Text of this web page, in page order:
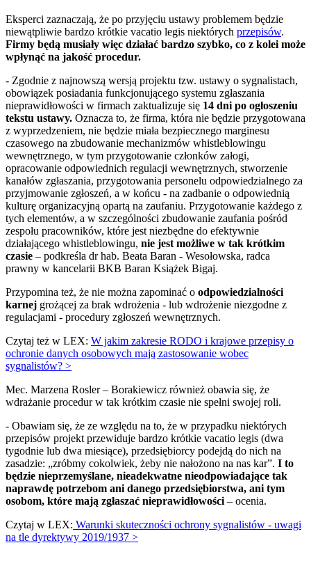
Eksperci zaznaczają, że po przyjęciu ustawy problemem będzie
niewątpliwie bardzo krótkie vacatio legis niektórych przepisów.
Firmy będą musiały więc działać bardzo szybko, co z kolei może
wpłynąć na jakość procedur.
- Zgodnie z najnowszą wersją projektu tzw. ustawy o sygnalistach,
obowiązek posiadania funkcjonującego systemu zgłaszania
nieprawidłowości w firmach zaktualizuje się 14 dni po ogłoszeniu
tekstu ustawy. Oznacza to, że firma, która nie będzie przygotowana
z wyprzedzeniem, nie będzie miała bezpiecznego marginesu
czasowego na zbudowanie mechanizmów whistleblowingu
wewnętrznego, w tym przygotowanie członków załogi,
opracowanie odpowiednich regulacji wewnętrznych, stworzenie
kanałów zgłaszania, przygotowania personelu odpowiedzialnego za
przyjmowanie zgłoszeń, a w końcu - na zadbanie o odpowiednią
kulturę organizacyjną opartą na zaufaniu. Przygotowanie każdego z
tych elementów, a w szczególności zbudowanie zaufania pośród
zespołu pracowników, które jest niezbędne do efektywnie
działającego whistleblowingu, nie jest możliwe w tak krótkim
czasie – podkreśla dr hab. Beata Baran - Wesołowska, radca
prawny w kancelarii BKB Baran Książek Bigaj.
Przypomina też, że nie można zapominać o odpowiedzialności
karnej grożącej za brak wdrożenia - lub wdrożenie niezgodne z
regulacjami - procedury zgłoszeń wewnętrznych.
Czytaj też w LEX: W jakim zakresie RODO i krajowe przepisy o
ochronie danych osobowych mają zastosowanie wobec
sygnalistów? >
Mec. Marzena Rosler – Borakiewicz również obawia się, że
wdrażanie procedur w tak krótkim czasie nie spełni swojej roli.
- Obawiam się, że ze względu na to, że w przypadku niektórych
przepisów projekt przewiduje bardzo krótkie vacatio legis (dwa
tygodnie lub dwa miesiące), przedsiębiorcy podejdą do nich na
zasadzie: „zróbmy cokolwiek, żeby nie nałożono na nas kar”. I to
będzie nieprzemyślane, nieadekwatne nieodpowiadające tak
naprawdę potrzebom ani danego przedsiębiorstwa, ani tym
osobom, które mają zgłaszać nieprawidłowości – ocenia.
Czytaj w LEX: Warunki skuteczności ochrony sygnalistów - uwagi
na tle dyrektywy 2019/1937 >